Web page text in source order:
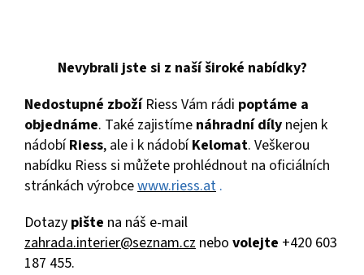
Nevybrali jste si z naší široké nabídky?
Nedostupné zboží Riess Vám rádi poptáme a
objednáme. Také zajistíme náhradní díly nejen k
nádobíRiess, ale i k nádobíKelomat. Veškerou
nabídku Riess si můžete prohlédnout na oficiálních
stránkách výrobcewww.riess.at .
Dotazy pište na náš e-mail
zahrada.interier@seznam.cz nebo volejte +420 603
187 455.